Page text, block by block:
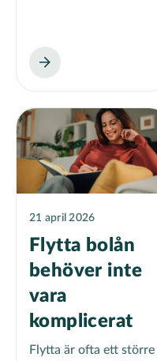
21 april 2026
Flytta bolån
behöver inte
vara
komplicerat
Flytta är ofta ett större